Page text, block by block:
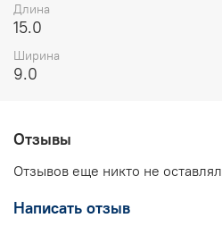
Длина
15.0
Ширина
9.0
Отзывы
Отзывов еще никто не оставлял
Написать отзыв